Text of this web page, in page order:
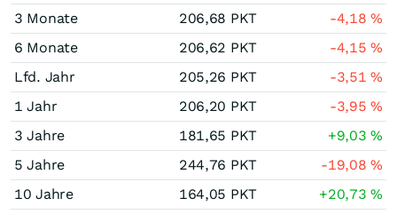
3 Monate
206,68 PKT -4,18%
6 Monate
206,62 PKT -4,15%
Lfd. Jahr
205,26 PKT -3,51%
1 Jahr
206,20 PKT -3,95%
3 Jahre
181,65 PKT +9,03%
5 Jahre
244,76 PKT -19,08%
10 Jahre
164,05 PKT +20,73%